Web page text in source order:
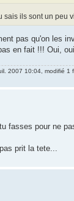
sais ils sont un peu
pas qu'on les
en fait !!! Oui,
2007 10:04, modifié 1
fasses pour ne
prit la tete...